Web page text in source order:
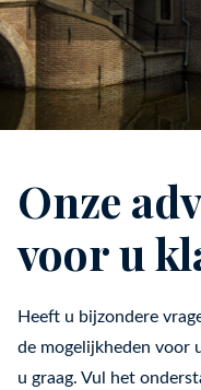
Onze
voor u
Heeft u bijzondere
de mogelijkheden voor
u graag. Vul het